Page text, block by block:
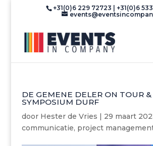
+31(0)6 229 72723 | +31(0)6
DE GEMENE DELER ON TOUR &
SYMPOSIUM DURF
door Hester de Vries | 29 maart
communicatie, project